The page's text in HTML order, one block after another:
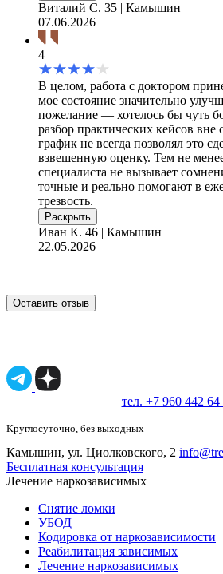
Виталий С. 35 | Камышин
07.06.2026
4
В целом, работа с доктором
мое состояние значительно
пожелание — хотелось бы чуть
разбор практических кейсов
график не всегда позволял это
взвешенную оценку. Тем не
специалиста не вызывает
точные и реально помогают в
трезвость.
Раскрыть
Иван К. 46 | Камышин
22.05.2026
Оставить отзыв
тел. +7 960 442 64
Круглосуточно, без выходных
Камышин, ул. Циолковского, 2
Бесплатная консультация
Лечение наркозависимых
Снятие ломки
УБОД
Кодировка от наркозависимости
Реабилитация зависимых
Лечение наркозависимых